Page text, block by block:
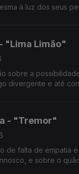
à luz dos seus
"Lima Limão"
sobre a
divergente e até
- "Tremor"
de falta de empatia
e sobre o